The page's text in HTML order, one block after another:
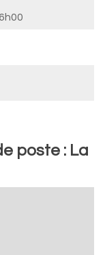
poste : La